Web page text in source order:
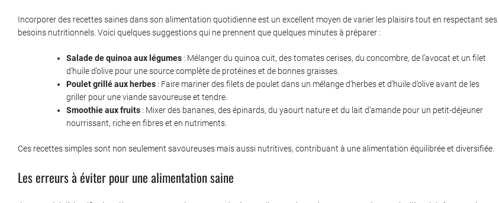
Incorporer des recettes saines dans son alimentation quotidienne est un excellent moyen de varier les plaisirs tout en respectant ses
besoins nutritionnels. Voici quelques suggestions qui ne prennent que quelques minutes à préparer :
Salade de quinoa aux légumes : Mélanger du quinoa cuit, des tomates cerises, du concombre, de l’avocat et un filet
d’huile d’olive pour une source complète de protéines et de bonnes graisses.
Poulet grillé aux herbes : Faire mariner des filets de poulet dans un mélange d’herbes et d’huile d’olive avant de les
griller pour une viande savoureuse et tendre.
Smoothie aux fruits : Mixer des bananes, des épinards, du yaourt nature et du lait d’amande pour un petit-déjeuner
nourrissant, riche en fibres et en nutriments.
Ces recettes simples sont non seulement savoureuses mais aussi nutritives, contribuant à une alimentation équilibrée et diversifiée.
Les erreurs à éviter pour une alimentation saine